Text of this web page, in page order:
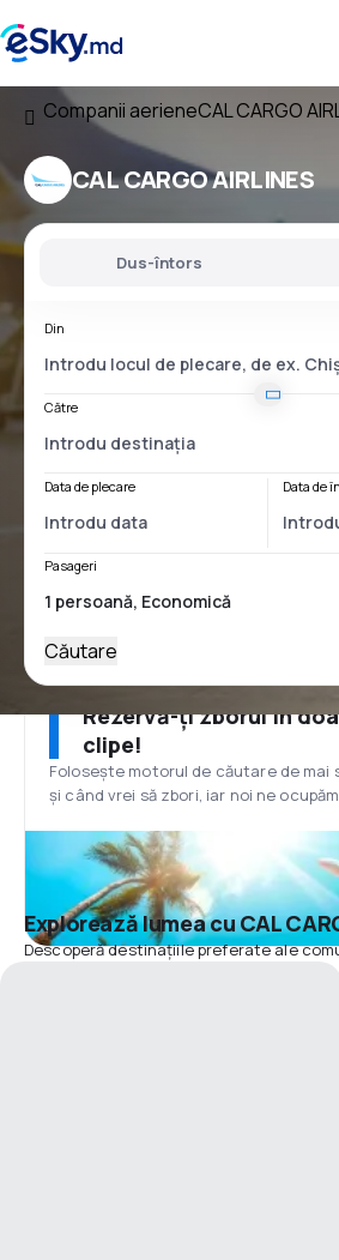
Companii aerieneCAL CARGO
CAL CARGO AIRLINES
Dus-întors
Din
Către
Data de plecare Data de
Pasageri
Căutare
Rezervă-ți zborul în
clipe!
Folosește motorul de căutare de mai
și când vrei să zbori, iar noi ne
Explorează lumea cu CAL
Descoperă destinațiile preferate ale